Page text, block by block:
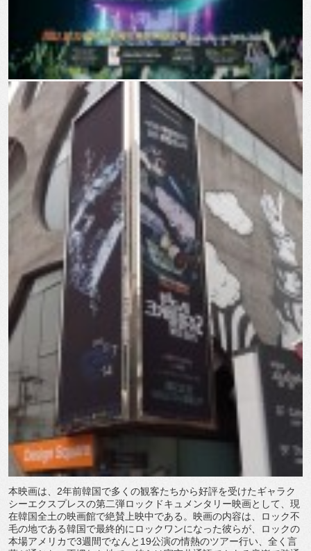
本映画は、2年前韓国で多くの観客たちから好評を受けたギャラク
シーエクスプレスの第二弾ロックドキュメンタリー映画として、現
在韓国全土の映画館で絶賛上映中である。映画の内容は、ロック不
毛の地である韓国で最終的にロックワンになった彼らが、ロックの
本場アメリカで3週間でなんと19公演の情熱のツアー行い、全く言